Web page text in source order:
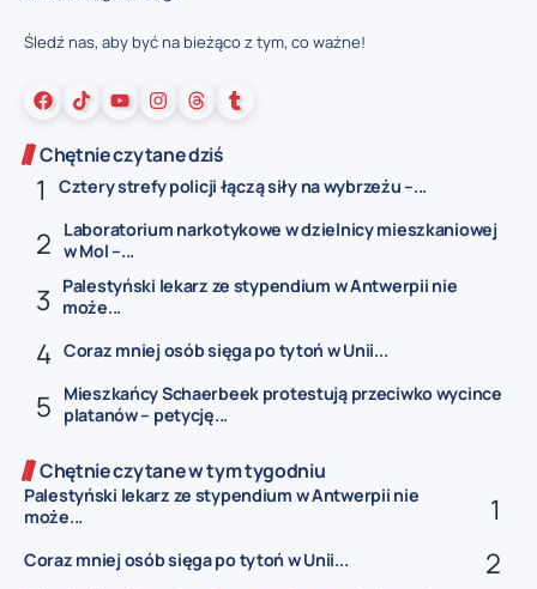
Śledź nas, aby być na bieżąco z tym, co ważne!
Chętnie czytane dziś
Cztery strefy policji łączą siły na wybrzeżu –...
Laboratorium narkotykowe w dzielnicy mieszkaniowej
w Mol –...
Palestyński lekarz ze stypendium w Antwerpii nie
może...
Coraz mniej osób sięga po tytoń w Unii...
Mieszkańcy Schaerbeek protestują przeciwko wycince
platanów – petycję...
Chętnie czytane w tym tygodniu
Palestyński lekarz ze stypendium w Antwerpii nie
może...
Coraz mniej osób sięga po tytoń w Unii...